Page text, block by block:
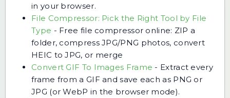
in your browser.
File Compressor: Pick the Right Tool by File
Type - Free file compressor online: ZIP a
folder, compress JPG/PNG photos, convert
HEIC to JPG, or merge
Convert GIF To Images Frame - Extract every
frame from a GIF and save each as PNG or
JPG (or WebP in the browser mode).